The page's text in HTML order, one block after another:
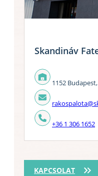
KAPCSOLAT
Skandináv
1152
+36 1 306 1652